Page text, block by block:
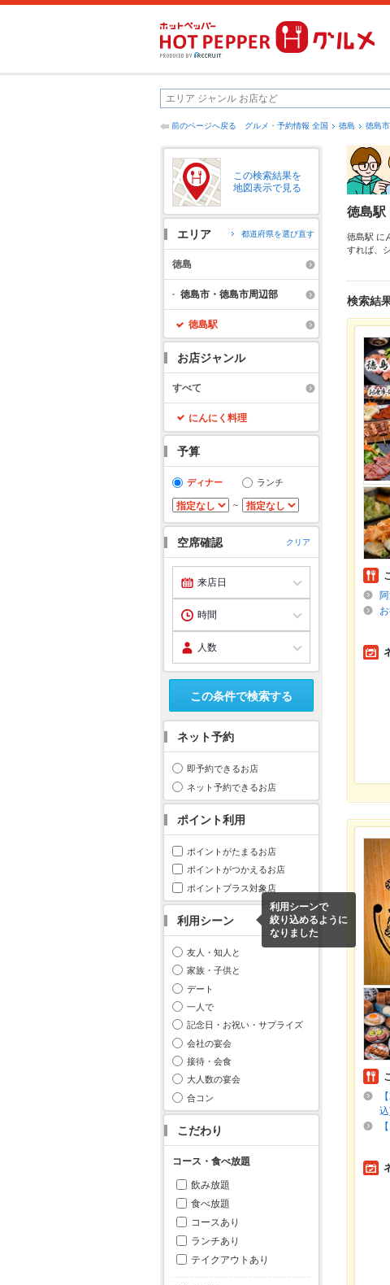
前のページへ戻る グルメ・予約情報 全国 徳島 徳島
この検索結果を
地図表示で見る
エリア 都道府県を選び直す
徳島
徳島市・徳島市周辺部
徳島駅
お店ジャンル
すべて
にんにく料理
予算
ディナー ランチ
～
空席確認 クリア
この条件で検索する
ネット予約
即予約できるお店
ネット予約できるお店
ポイント利用
ポイントがたまるお店
ポイントがつかえるお店
ポイントプラス対象店
利用シーン
利用シーンで
絞り込めるように
なりました
友人・知人と
家族・子供と
デート
一人で
記念日・お祝い・サプライズ
会社の宴会
接待・会食
大人数の宴会
合コン
こだわり
コース・食べ放題
飲み放題
食べ放題
コースあり
ランチあり
テイクアウトあり
徳島駅
徳島駅 に
すれば、
検索結